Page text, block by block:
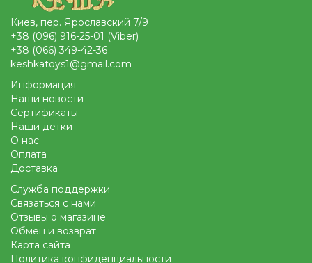
Киев, пер. Ярославский 7/9
+38 (096) 916-25-01 (Viber)
+38 (066) 349-42-36
keshkatoys1@gmail.com
Информация
Наши новости
Сертификаты
Наши детки
О нас
Оплата
Доставка
Служба поддержки
Связаться с нами
Отзывы о магазине
Обмен и возврат
Карта сайта
Политика конфиденциальности